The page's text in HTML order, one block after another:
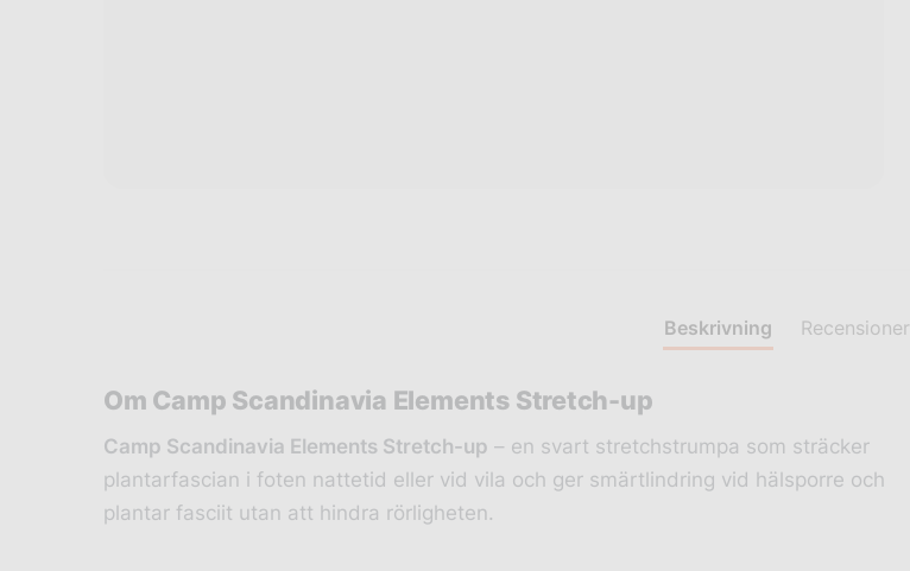
Beskrivning Recensioner
Om Camp Scandinavia Elements Stretch-up
Camp Scandinavia Elements Stretch-up – en svart stretchstrumpa som sträcker
plantarfascian i foten nattetid eller vid vila och ger smärtlindring vid hälsporre och
plantar fasciit utan att hindra rörligheten.